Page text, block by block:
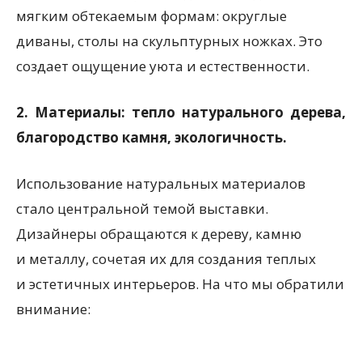
мягким обтекаемым формам: округлые
диваны, столы на скульптурных ножках. Это
создает ощущение уюта и естественности.
2. Материалы: тепло натурального дерева,
благородство камня, экологичность.
Использование натуральных материалов
стало центральной темой выставки.
Дизайнеры обращаются к дереву, камню
и металлу, сочетая их для создания теплых
и эстетичных интерьеров. На что мы обратили
внимание: